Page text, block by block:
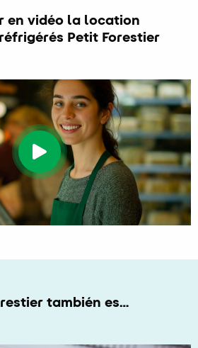
en vidéo la location
Petit Forestier
también es…